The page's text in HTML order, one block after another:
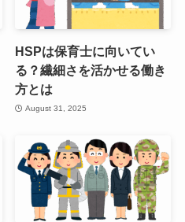
HSPは保育士に向いてい
る？繊細さを活かせる働き
方とは
August 31, 2025